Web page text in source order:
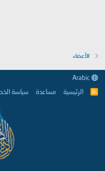
الأعضاء
R
الرئيسية مساعدة سياسة